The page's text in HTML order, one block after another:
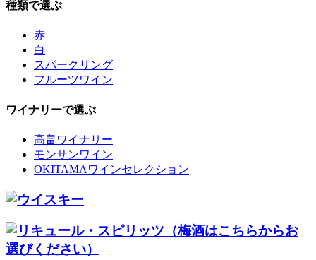
種類で選ぶ
赤
白
スパークリング
フルーツワイン
ワイナリーで選ぶ
高畠ワイナリー
モンサンワイン
OKITAMAワインセレクション